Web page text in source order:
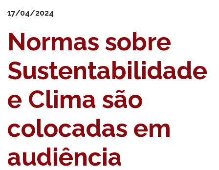
17/04/2024
Normas sobre
Sustentabilidade
e Clima são
colocadas em
audiência